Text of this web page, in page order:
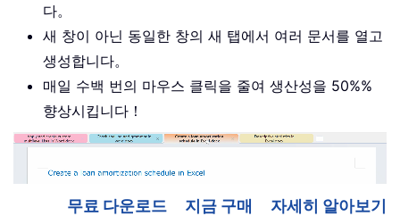
다。
새 창이 아닌 동일한 창의 새 탭에서 여러 문서를 열고
생성합니다。
매일 수백 번의 마우스 클릭을 줄여 생산성을 50%%
향상시킵니다！
무료 다운로드 지금 구매 자세히 알아보기